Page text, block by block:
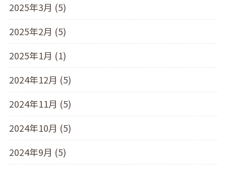
2025年3月 (5)
2025年2月 (5)
2025年1月 (1)
2024年12月 (5)
2024年11月 (5)
2024年10月 (5)
2024年9月 (5)